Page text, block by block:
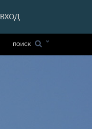
ВХОД
ПОИСК